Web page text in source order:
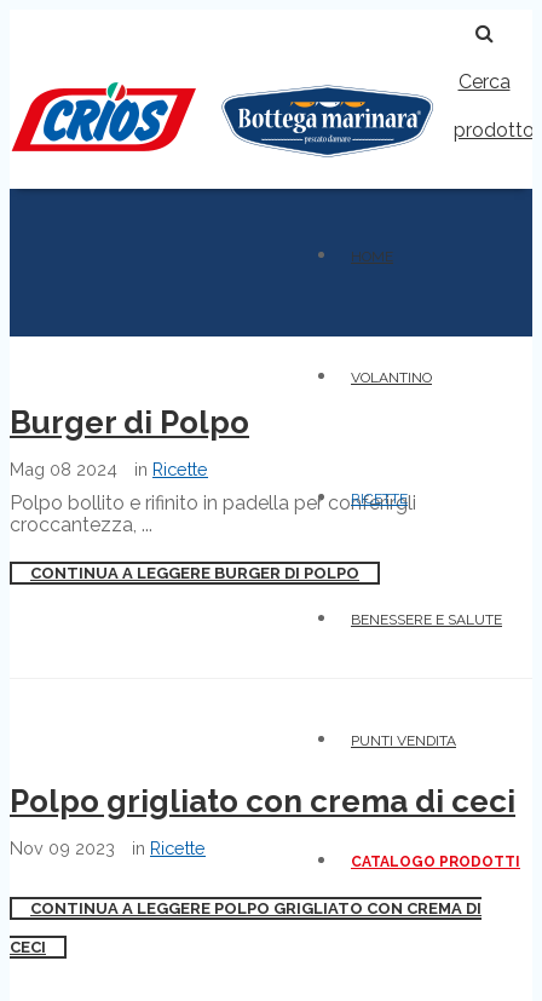
Cerca
prodotto
HOME
VOLANTINO
RICETTE
BENESSERE E SALUTE
PUNTI VENDITA
CATALOGO PRODOTTI
Burger di Polpo
Mag 08 2024 in Ricette
Polpo bollito e rifinito in padella per conferirgli
croccantezza, ...
CONTINUA A LEGGERE BURGER DI POLPO
Polpo grigliato con crema di ceci
Nov 09 2023 in Ricette
CONTINUA A LEGGERE POLPO GRIGLIATO CON CREMA DI
CECI